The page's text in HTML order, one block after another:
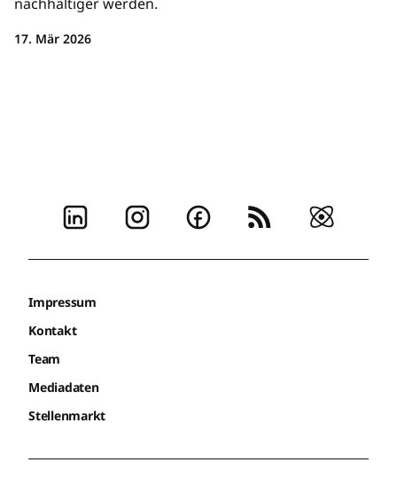
17. Mär 2026
Impressum
Kontakt
Team
Mediadaten
Stellenmarkt